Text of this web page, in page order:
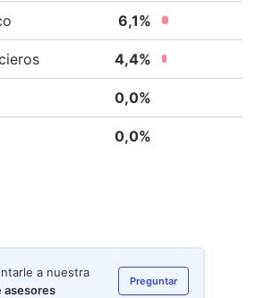
6,1%
4,4%
0,0%
0,0%
a nuestra
asesores
Preguntar